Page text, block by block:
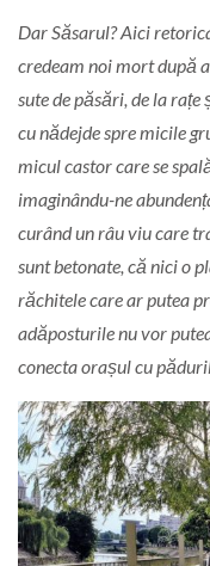
Dar Săsarul? Aici
credeam noi mort după
sute de păsări, de la
cu nădejde spre micile
micul castor care se
imaginându-ne
curând un râu viu care
sunt betonate, că nici o
răchitele care ar putea
adăposturile nu vor
conecta orașul cu